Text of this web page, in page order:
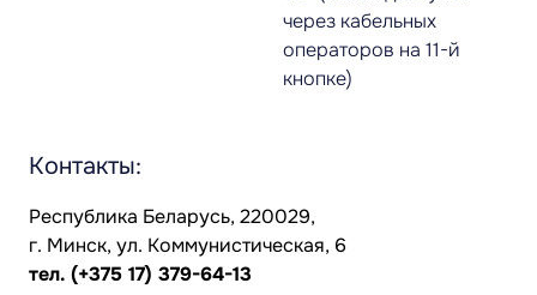
через кабельных
операторов на 11-й
кнопке)
Контакты:
Республика Беларусь, 220029,
г. Минск, ул. Коммунистическая, 6
тел. (+375 17) 379-64-13